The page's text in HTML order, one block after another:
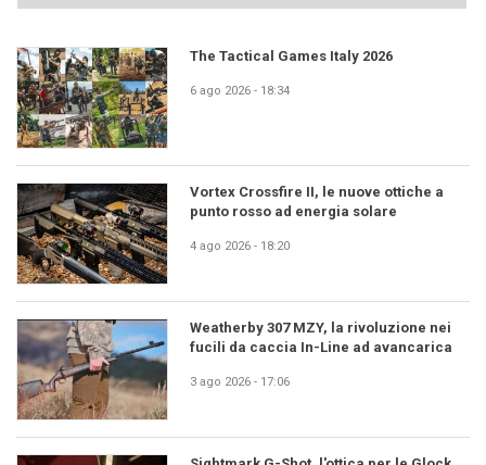
The Tactical Games Italy 2026
6 ago 2026 - 18:34
Vortex Crossfire II, le nuove ottiche a
punto rosso ad energia solare
4 ago 2026 - 18:20
Weatherby 307 MZY, la rivoluzione nei
fucili da caccia In-Line ad avancarica
3 ago 2026 - 17:06